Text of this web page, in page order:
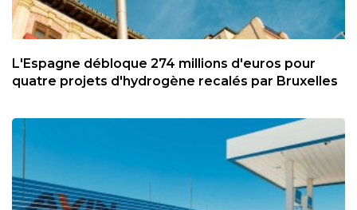
L'Espagne débloque 274 millions d'euros pour
quatre projets d'hydrogène recalés par Bruxelles